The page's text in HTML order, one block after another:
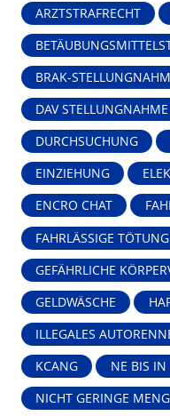
ARZTSTRAFRECHT
BRAK-
DAV STELLUNGNAHME
DURCHSUCHUNG
EINZIEHUNG
ENCRO CHAT
FAHRLÄSSIGE TÖTUNG
GEFÄHRLICHE
GELDWÄSCHE
ILLEGALES
KCANG NE BIS IN
NICHT GERINGE